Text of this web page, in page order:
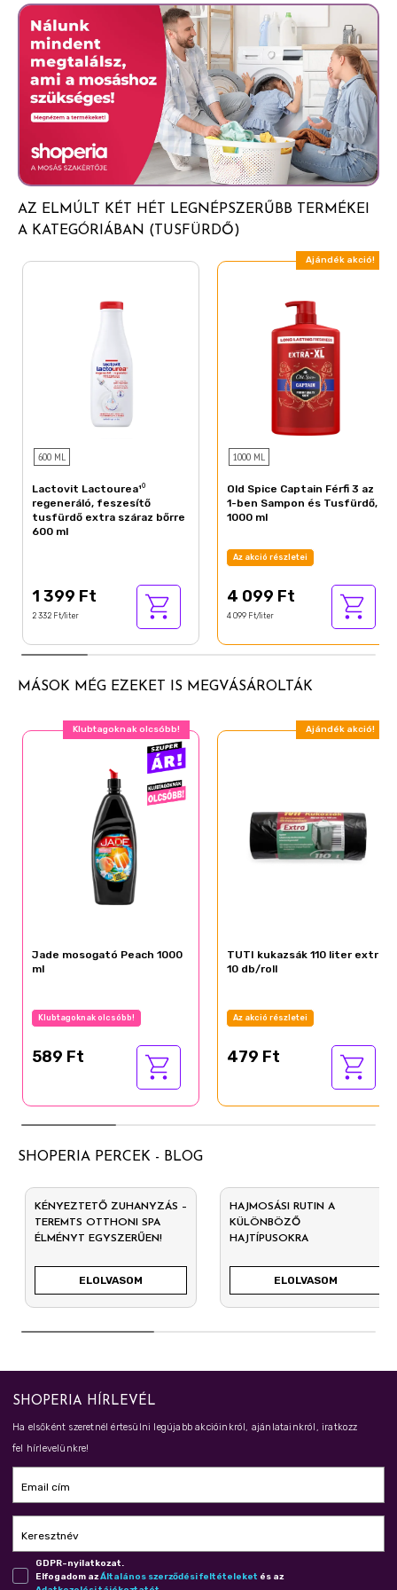
Glycerin
Cocamidopropyl Betaine
Parfum
Sodium Chloride
Sodium Benzoate
Glycol Distearate
Citric Acid
Laureth-4
Lactic Acid
Disodium EDTA
Saccharide Isomerate
Tetramethyl Acetyloctahydronaphthalenes
CI 17200
CI 19140
CI 42090
Kerülje az érintkezést a szemmel. A szemmel való
érintkezés esetén alaposan öblítse ki vízzel.
AZ ELMÚLT KÉT HÉT LEGNÉPSZERŰBB TERMÉKEI
A KATEGÓRIÁBAN (TUSFÜRDŐ)
600 ML
Lactovit Lactourea¹⁰
regeneráló, feszesítő
tusfürdő extra száraz bőrre
600 ml
1 399 Ft
2 332 Ft/liter
Ajándék akció!
1000 ML
Old Spice Captain Férfi 3 az
1-ben Sampon és Tusfürdő,
1000 ml
Az akció részletei
4 099 Ft
4 099 Ft/liter
MÁSOK MÉG EZEKET IS MEGVÁSÁROLTÁK
Klubtagoknak olcsóbb!
Jade mosogató Peach 1000
ml
Klubtagoknak olcsóbb!
589 Ft
Ajándék akció!
TUTI kukazsák 110 liter extra
10 db/roll
Az akció részletei
479 Ft
SHOPERIA PERCEK - BLOG
KÉNYEZTETŐ ZUHANYZÁS –
TEREMTS OTTHONI SPA
ÉLMÉNYT EGYSZERŰEN!
ELOLVASOM
HAJMOSÁSI RUTIN A
KÜLÖNBÖZŐ
HAJTÍPUSOKRA
ELOLVASOM
SHOPERIA HÍRLEVÉL
Ha elsőként szeretnél értesülni legújabb akcióinkról, ajánlatainkról, iratkozz
fel hírlevelünkre!
Email cím
Keresztnév
GDPR-nyilatkozat.
Elfogadom azÁl­ta­lá­nos szer­ző­dé­si fel­té­te­le­ket és az